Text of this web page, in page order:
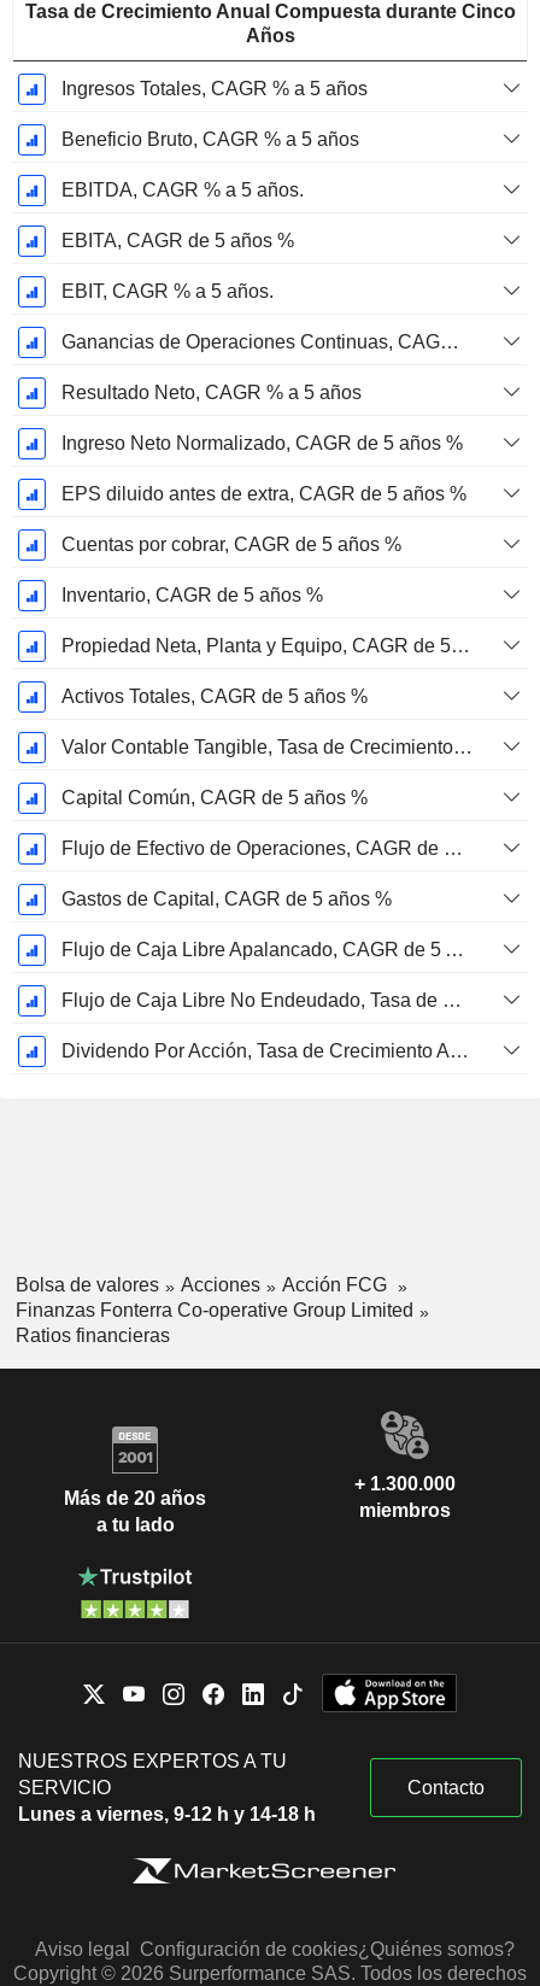
Tasa de Crecimiento Anual Compuesta durante Cinco
Años
Ingresos Totales, CAGR % a 5 años
Beneficio Bruto, CAGR % a 5 años
EBITDA, CAGR % a 5 años.
EBITA, CAGR de 5 años %
EBIT, CAGR % a 5 años.
Ganancias de Operaciones Continuas, CAGR de 5 Años %
Resultado Neto, CAGR % a 5 años
Ingreso Neto Normalizado, CAGR de 5 años %
EPS diluido antes de extra, CAGR de 5 años %
Cuentas por cobrar, CAGR de 5 años %
Inventario, CAGR de 5 años %
Propiedad Neta, Planta y Equipo, CAGR de 5 años %
Activos Totales, CAGR de 5 años %
Valor Contable Tangible, Tasa de Crecimiento Anual Compuesta de 5 Años %
Capital Común, CAGR de 5 años %
Flujo de Efectivo de Operaciones, CAGR de 5 Años %
Gastos de Capital, CAGR de 5 años %
Flujo de Caja Libre Apalancado, CAGR de 5 Años %
Flujo de Caja Libre No Endeudado, Tasa de Crecimiento Anual Compuesto de 5 Años %
Dividendo Por Acción, Tasa de Crecimiento Anual Compuesto de 5 Años %
Bolsa de valores Acciones
Acción FCG
Finanzas Fonterra Co-operative Group Limited
Ratios financieras
Más de 20 años
a tu lado
+ 1.300.000
miembros
NUESTROS EXPERTOS A TU
SERVICIO
Lunes a viernes, 9-12 h y 14-18 h
Contacto
Aviso legal Configuración de cookies¿Quiénes somos?
Copyright © 2026 Surperformance SAS. Todos los derechos